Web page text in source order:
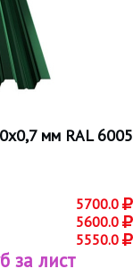
мм RAL 6005
5700.0
5600.0
5550.0
за лист